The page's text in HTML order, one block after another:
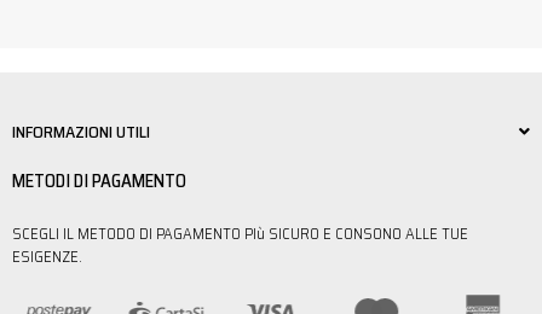
INFORMAZIONI UTILI
METODI DI PAGAMENTO
SCEGLI IL METODO DI PAGAMENTO PIù SICURO E CONSONO ALLE TUE
ESIGENZE.